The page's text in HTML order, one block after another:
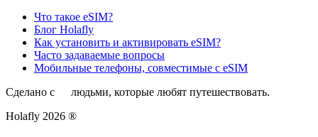
Что такое eSIM?
Блог Holafly
Как установить и активировать eSIM?
Часто задаваемые вопросы
Мобильные телефоны, совместимые с eSIM
Сделано с
людьми, которые любят путешествовать.
Holafly 2026 ®